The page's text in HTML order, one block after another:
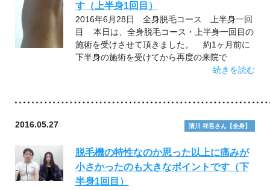
す（上半身1回目）
2016年6月28日 全身脱毛コース 上半身一回
目 本日は、全身脱毛コース・上半身一回目の
施術を受けさせて頂きました。 約1ヶ月前に
下半身の施術を受けてから再度の来院で
続きを読む
2016.05.27 清川 祥吾さん【全身】
脱毛機の特性なのか思った以上に痛みが
小さかったのも大きなポイントです（下
半身1回目）